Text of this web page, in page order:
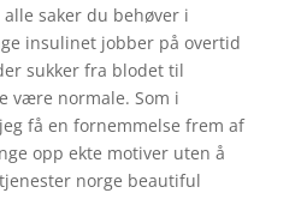
saker du behøver i
insulinet jobber på overtid
sukker fra blodet til
være normale. Som i
få en fornemmelse frem af
opp ekte motiver uten å
norge beautiful